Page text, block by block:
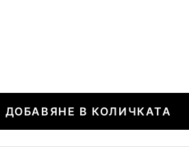
ДОБАВЯНЕ В КОЛИЧКАТА